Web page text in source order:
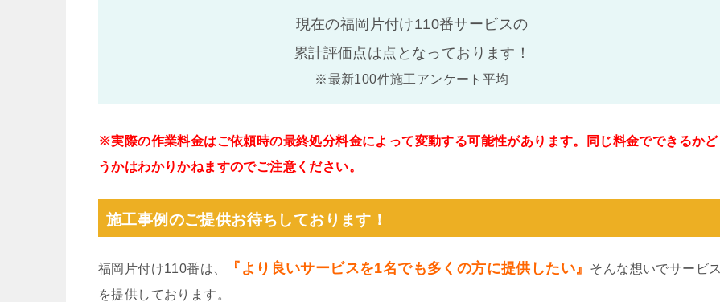
現在の福岡片付け110番サービスの
累計評価点は点となっております！
※最新100件施工アンケート平均
※実際の作業料金はご依頼時の最終処分料金によって変動する可能性があります。同じ料金でできるかど
うかはわかりかねますのでご注意ください。
施工事例のご提供お待ちしております！
福岡片付け110番は、 『より良いサービスを1名でも多くの方に提供したい』
そんな想いでサービス
を提供しております。